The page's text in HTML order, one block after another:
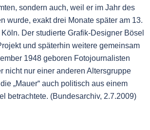
sondern auch, weil er im Jahr des
wurde, exakt drei Monate später am 13.
Der studierte Grafik-Designer Bösel
und späterhin weitere gemeinsam
1948 geboren Fotojournalisten
nicht nur einer anderen Altersgruppe
„Mauer“ auch politisch aus einem
betrachtete. (Bundesarchiv, 2.7.2009)